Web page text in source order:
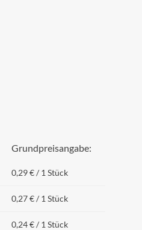
Grundpreisangabe:
0,29 € / 1 Stück
0,27 € / 1 Stück
0,24 € / 1 Stück